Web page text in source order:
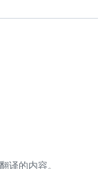
译的内容。